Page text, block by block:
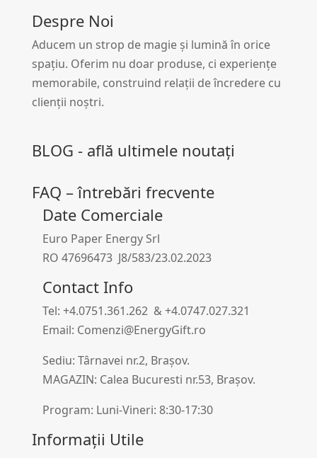
Despre Noi
Aducem un strop de magie și lumină în orice
spațiu. Oferim nu doar produse, ci experiențe
memorabile, construind relații de încredere cu
clienții noștri.
BLOG - află ultimele noutați
FAQ – întrebări frecvente
Date Comerciale
Euro Paper Energy Srl
RO 47696473 J8/583/23.02.2023
Contact Info
Tel: +4.0751.361.262 & +4.0747.027.321
Email: Comenzi@EnergyGift.ro
Sediu: Târnavei nr.2, Brașov.
MAGAZIN: Calea Bucuresti nr.53, Brașov.
Program: Luni-Vineri: 8:30-17:30
Informații Utile